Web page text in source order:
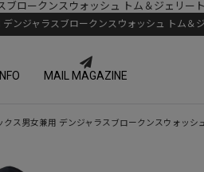
ークンスウォッシュ トム＆ジェリー
ャラスブロークンスウォッシュ トム＆
MAIL MAGAZINE
男女兼用 デンジャラスブロークンスウォッシ